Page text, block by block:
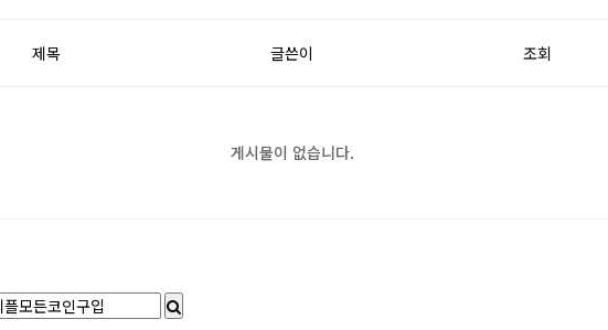
제목 글쓴이 조회
게시물이 없습니다.